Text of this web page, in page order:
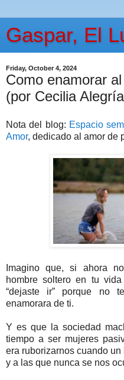
Gaspar, El
Friday, October 4, 2024
Como enamorar
(por Cecilia
Nota del blog: Espacio
Amor, dedicado al amor de
Imagino que, si ahora
hombre soltero en tu
“dejaste ir” porque no
enamorara de ti.
Y es que la sociedad
tiempo a ser mujeres
era ruborizarnos cuando
y a las que nunca se nos